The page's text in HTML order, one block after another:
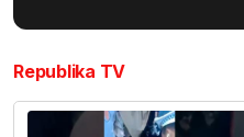
Republika TV